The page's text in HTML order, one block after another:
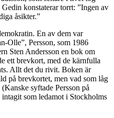
Gedin konstaterar torrt: ”Ingen av
åsikter.”
En av dem var
Olle”, Persson, som 1986
Sten Andersson en bok om
ett brevkort, med de kärnfulla
Allt det du rivit. Boken är
på brevkortet, men vad som låg
syftade Persson på
som ledamot i Stockholms